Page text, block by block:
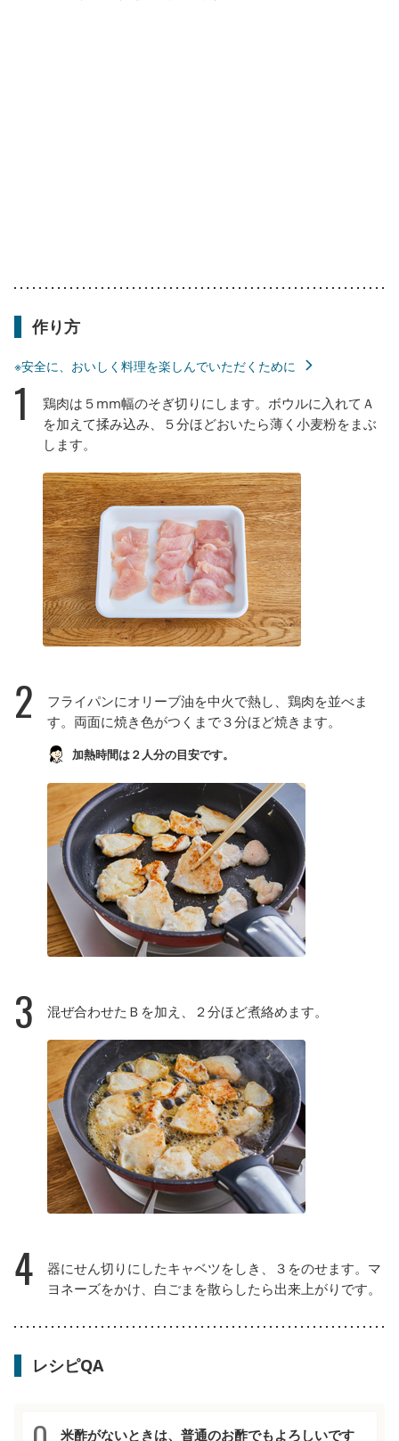
作り方
※安全に、おいしく料理を楽しんでいただくために
1
鶏肉は５mm幅のそぎ切りにします。ボウルに入れてＡ
を加えて揉み込み、５分ほどおいたら薄く小麦粉をまぶ
します。
2
フライパンにオリーブ油を中火で熱し、鶏肉を並べま
す。両面に焼き色がつくまで３分ほど焼きます。
加熱時間は２人分の目安です。
3 混ぜ合わせたＢを加え、２分ほど煮絡めます。
4
器にせん切りにしたキャベツをしき、３をのせます。マ
ヨネーズをかけ、白ごまを散らしたら出来上がりです。
レシピQA
米酢がないときは、普通のお酢でもよろしいです